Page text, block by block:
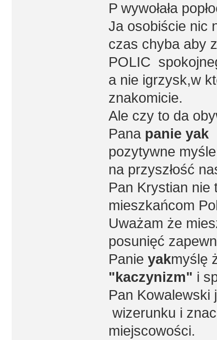
P wywołała
Ja osobiście nic
czas chyba aby
POLIC
a nie igrzysk,w
znakomicie.
Ale czy to da
Pana panie yak
pozytywne
na przyszłość
Pan Krystian nie
mieszkańcom
Uważam że
posunięć
Panie yakmyślę
"kaczynizm" i
Pan
wizerunku i
miejscowości.